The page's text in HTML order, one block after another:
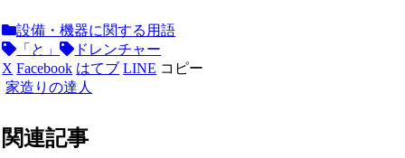
設備・機器に関する用語
「と」
ドレンチャー
X Facebook はてブ LINE コピー
家造りの達人
関連記事